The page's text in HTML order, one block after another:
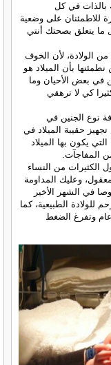
بالذات في كل
للاطمئنان على وضعية
ما يتعلق بصحتك أنتي
الولادة، لأن الخوف
بأن الميلاد هو
في بعض الأحيان وما
كي لا ترهقي
نوع الجنين في
تجهيز حقيبة الميلاد في
يكون بها الميلاد
المفاجآت.
الكثيرات من النساء
وعليك المداومة
في الشهر الأخير
للولادة الطبيعية، كما
عام وتفرغ الضغط